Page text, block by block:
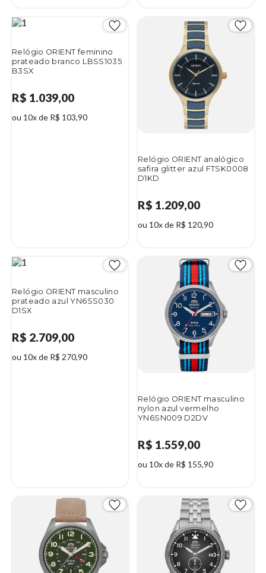
Relógio ORIENT feminino
prateado branco LBSS1035
B3SX
R$ 1.039,00
ou 10x de R$ 103,90
Relógio ORIENT analógico
safira glitter azul FTSK0008
D1KD
R$ 1.209,00
ou 10x de R$ 120,90
Relógio ORIENT masculino
prateado azul YN6SS030
D1SX
R$ 2.709,00
ou 10x de R$ 270,90
Relógio ORIENT masculino
nylon azul vermelho
YN6SN009 D2DV
R$ 1.559,00
ou 10x de R$ 155,90